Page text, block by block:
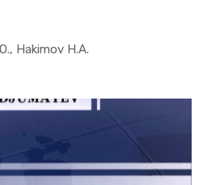
Hakimov H.A.